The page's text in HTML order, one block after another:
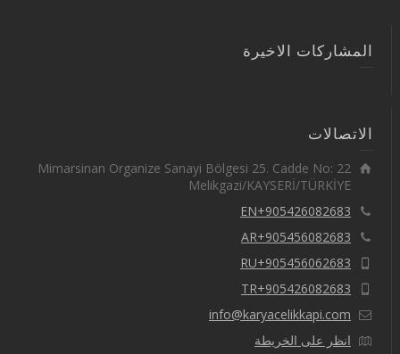
المشاركات الاخيرة
الاتصالات
Mimarsinan Organize Sanayi Bölgesi 25. Cadde No: 22
Melikgazi/KAYSERİ/TÜRKİYE
EN+905426082683
AR+905456082683
RU+905456062683
TR+905426082683
info@karyacelikkapi.com
انظر على الخريطة